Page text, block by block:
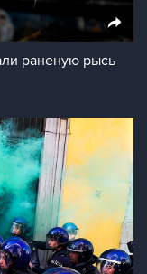
раненую рысь